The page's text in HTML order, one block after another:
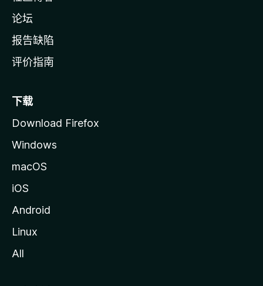
论坛
报告缺陷
评价指南
下载
Download Firefox
Windows
macOS
iOS
Android
Linux
All